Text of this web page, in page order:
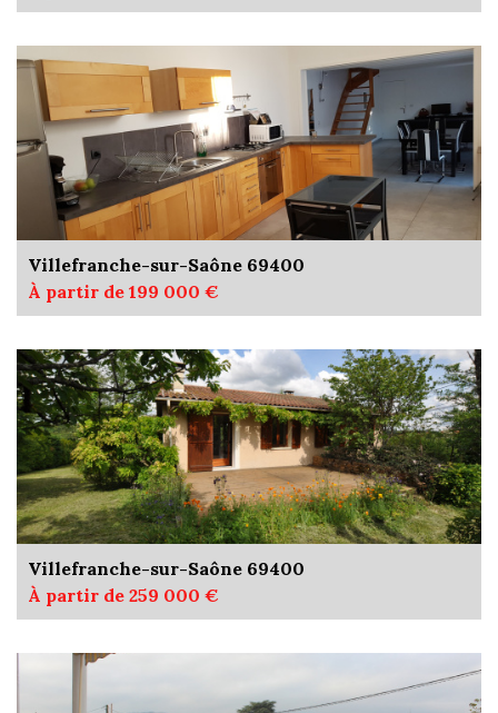
Villefranche-sur-Saône 69400
À partir de 199 000 €
Villefranche-sur-Saône 69400
À partir de 259 000 €